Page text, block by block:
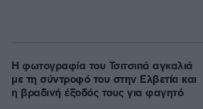
Η φωτογραφία του Τσιτσιπά αγκαλιά
με τη σύντροφό του στην Ελβετία και
η βραδινή έξοδός τους για φαγητό